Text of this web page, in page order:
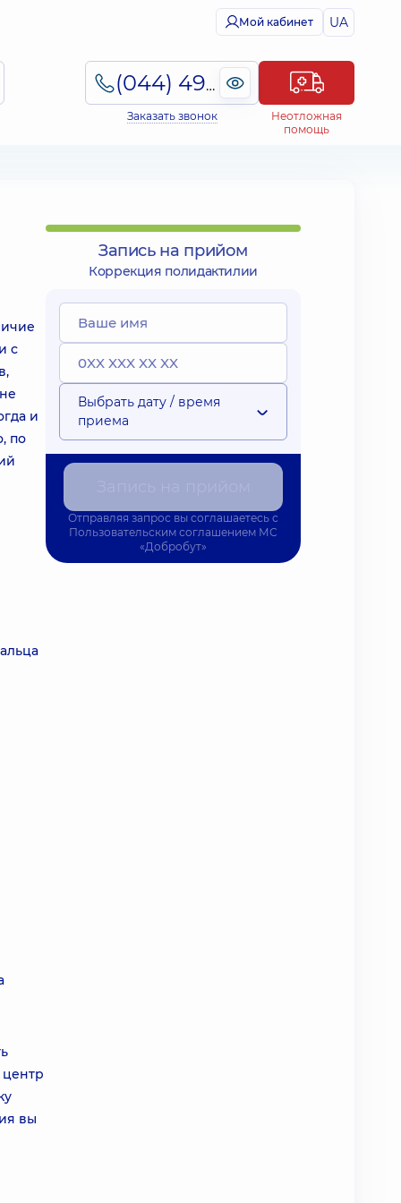
Мой кабинет UA
(044) 495-2-888
Заказать звонок
Неотложная
помощь
с
и
по
вы
Запись на прийом
Коррекция полидактилии
Выбрать дату / время
приема
Отправляя запрос вы соглашаетесь с
Пользовательским соглашением МС
«Добробут»